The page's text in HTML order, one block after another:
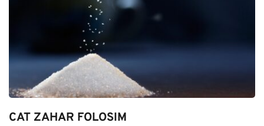
CAT ZAHAR FOLOSIM